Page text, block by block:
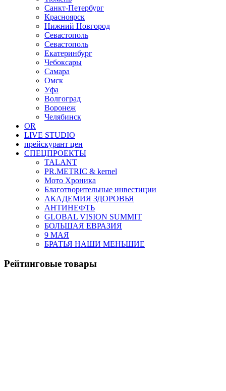
Санкт-Петербург
Красноярск
Нижний Новгород
Севастополь
Севастополь
Екатеринбург
Чебоксары
Самара
Омск
Уфа
Волгоград
Воронеж
Челябинск
OR
LIVE STUDIO
прейскурант цен
СПЕЦПРОЕКТЫ
TALANT
PR.METRIC & kernel
Мото Хроника
Благотворительные инвестиции
АКАДЕМИЯ ЗДОРОВЬЯ
АНТИНЕФТЬ
GLOBAL VISION SUMMIT
БОЛЬШАЯ ЕВРАЗИЯ
9 МАЯ
БРАТЬЯ НАШИ МЕНЬШИЕ
Рейтинговые товары